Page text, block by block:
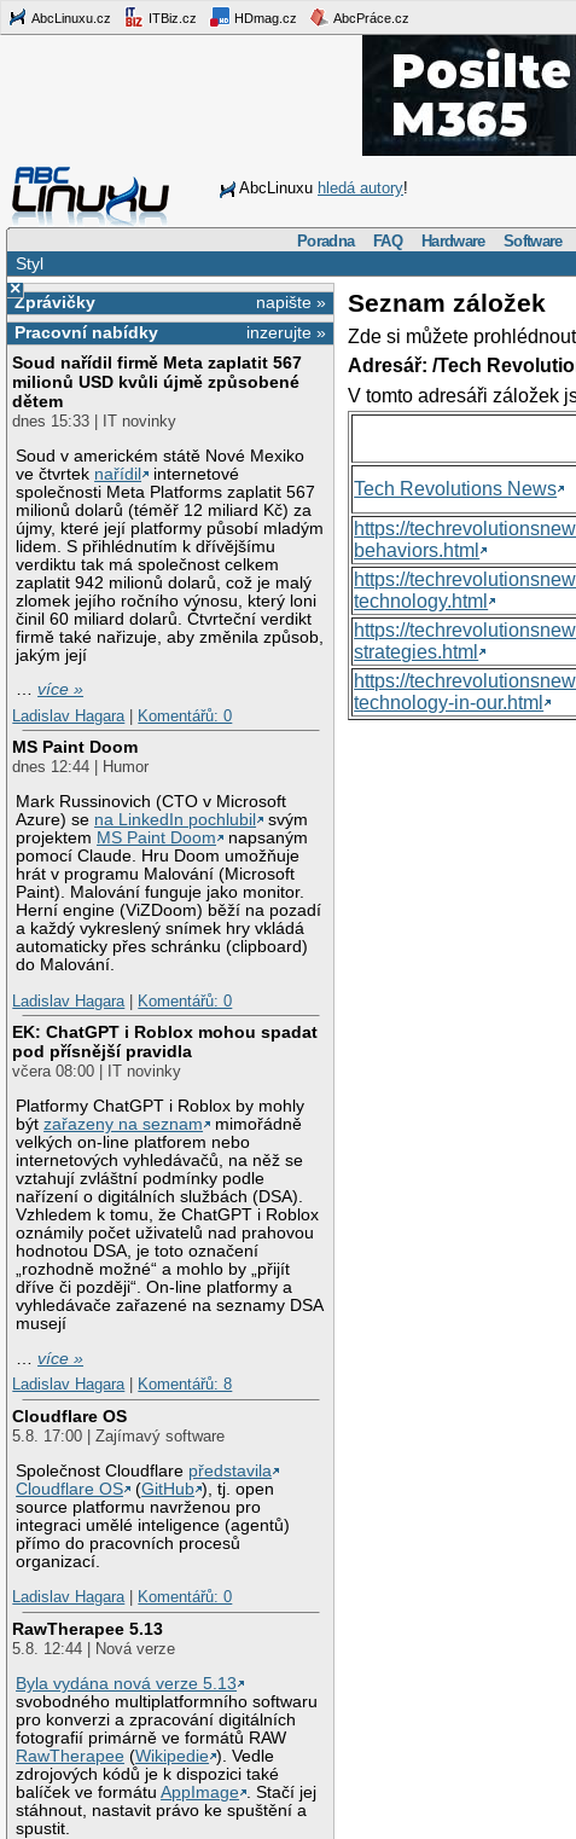
AbcLinuxu.cz ITBiz.cz HDmag.cz AbcPráce.cz
AbcLinuxu hledá autory!
Poradna FAQ Hardware Software
Styl
×
napište »
Zprávičky
inzerujte »
Pracovní nabídky
Soud nařídil firmě Meta zaplatit 567
milionů USD kvůli újmě způsobené
dětem
dnes 15:33 | IT novinky
Soud v americkém státě Nové Mexiko
ve čtvrtek nařídil
internetové
společnosti Meta Platforms zaplatit 567
milionů dolarů (téměř 12 miliard Kč) za
újmy, které její platformy působí mladým
lidem. S přihlédnutím k dřívějšímu
verdiktu tak má společnost celkem
zaplatit 942 milionů dolarů, což je malý
zlomek jejího ročního výnosu, který loni
činil 60 miliard dolarů. Čtvrteční verdikt
firmě také nařizuje, aby změnila způsob,
jakým její
…více »
Ladislav Hagara
Komentářů: 0
MS Paint Doom
dnes 12:44 | Humor
Mark Russinovich (CTO v Microsoft
Azure) se na LinkedIn pochlubil
svým
projektem MS Paint Doom
napsaným
pomocí Claude. Hru Doom umožňuje
hrát v programu Malování (Microsoft
Paint). Malování funguje jako monitor.
Herní engine (ViZDoom) běží na pozadí
a každý vykreslený snímek hry vkládá
automaticky přes schránku (clipboard)
do Malování.
Ladislav Hagara
Komentářů: 0
EK: ChatGPT i Roblox mohou spadat
pod přísnější pravidla
včera 08:00 | IT novinky
Platformy ChatGPT i Roblox by mohly
býtzařazeny na seznam
mimořádně
velkých on-line platforem nebo
internetových vyhledávačů, na něž se
vztahují zvláštní podmínky podle
nařízení o digitálních službách (DSA).
Vzhledem k tomu, že ChatGPT i Roblox
oznámily počet uživatelů nad prahovou
hodnotou DSA, je toto označení
„rozhodně možné“ a mohlo by „přijít
dříve či později“. On-line platformy a
vyhledávače zařazené na seznamy DSA
musejí
…více »
Ladislav Hagara| Komentářů: 8
Cloudflare OS
5.8. 17:00 | Zajímavý software
Společnost Cloudflare představila
Cloudflare OS
(GitHub ), tj. open
source platformu navrženou pro
integraci umělé inteligence (agentů)
přímo do pracovních procesů
organizací.
Ladislav Hagara| Komentářů: 0
RawTherapee 5.13
5.8. 12:44 | Nová verze
Byla vydána nová verze 5.13
svobodného multiplatformního softwaru
pro konverzi a zpracování digitálních
fotografií primárně ve formátů RAW
RawTherapee (Wikipedie ). Vedle
zdrojových kódů je k dispozici také
balíček ve formátuAppImage
. Stačí jej
stáhnout, nastavit právo ke spuštění a
spustit.
Seznam záložek
Zde si můžete
Adresář: /Tech
V tomto adresáři záložek
Tech Revolutions News
https://
behaviors.html
https://
technology.html
https://
strategies.html
https://
technology-in-our.html